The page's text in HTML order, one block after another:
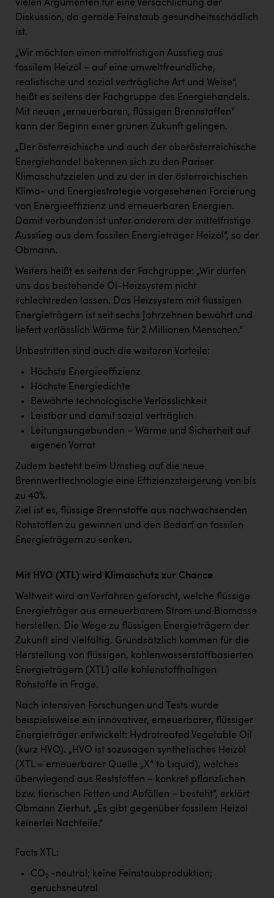
vielen Argumenten für eine Versachlichung der
Diskussion, da gerade Feinstaub gesundheitsschädlich
ist.
„Wir möchten einen mittelfristigen Ausstieg aus
fossilem Heizöl – auf eine umweltfreundliche,
realistische und sozial verträgliche Art und Weise“,
heißt es seitens der Fachgruppe des Energiehandels.
Mit neuen „erneuerbaren, flüssigen Brennstoffen“
kann der Beginn einer grünen Zukunft gelingen.
„Der österreichische und auch der oberösterreichische
Energiehandel bekennen sich zu den Pariser
Klimaschutzzielen und zu der in der österreichischen
Klima- und Energiestrategie vorgesehenen Forcierung
von Energieeffizienz und erneuerbaren Energien.
Damit verbunden ist unter anderem der mittelfristige
Ausstieg aus dem fossilen Energieträger Heizöl“, so der
Obmann.
Weiters heißt es seitens der Fachgruppe: „Wir dürfen
uns das bestehende Öl-Heizsystem nicht
schlechtreden lassen. Das Heizsystem mit flüssigen
Energieträgern ist seit sechs Jahrzehnen bewährt und
liefert verlässlich Wärme für 2 Millionen Menschen.“
Unbestritten sind auch die weiteren Vorteile:
Höchste Energieeffizienz
Höchste Energiedichte
Bewährte technologische Verlässlichkeit
Leistbar und damit sozial verträglich
Leitungsungebunden – Wärme und Sicherheit auf
eigenen Vorrat
Zudem besteht beim Umstieg auf die neue
Brennwerttechnologie eine Effizienzsteigerung von bis
zu 40%.
Ziel ist es, flüssige Brennstoffe aus nachwachsenden
Rohstoffen zu gewinnen und den Bedarf an fossilen
Energieträgern zu senken.
Mit HVO (XTL) wird Klimaschutz zur Chance
Weltweit wird an Verfahren geforscht, welche flüssige
Energieträger aus erneuerbarem Strom und Biomasse
herstellen. Die Wege zu flüssigen Energieträgern der
Zukunft sind vielfältig. Grundsätzlich kommen für die
Herstellung von flüssigen, kohlenwasserstoffbasierten
Energieträgern (XTL) alle kohlenstoffhaltigen
Rohstoffe in Frage.
Nach intensiven Forschungen und Tests wurde
beispielsweise ein innovativer, erneuerbarer, flüssiger
Energieträger entwickelt: Hydrotreated Vegetable Oil
(kurz HVO). „HVO ist sozusagen synthetisches Heizöl
(XTL = erneuerbarer Quelle „X“ to Liquid), welches
überwiegend aus Reststoffen – konkret pflanzlichen
bzw. tierischen Fetten und Abfällen – besteht“, erklärt
Obmann Zierhut. „Es gibt gegenüber fossilem Heizöl
keinerlei Nachteile.“
Facts XTL:
CO2 -neutral; keine Feinstaubproduktion;
geruchsneutral